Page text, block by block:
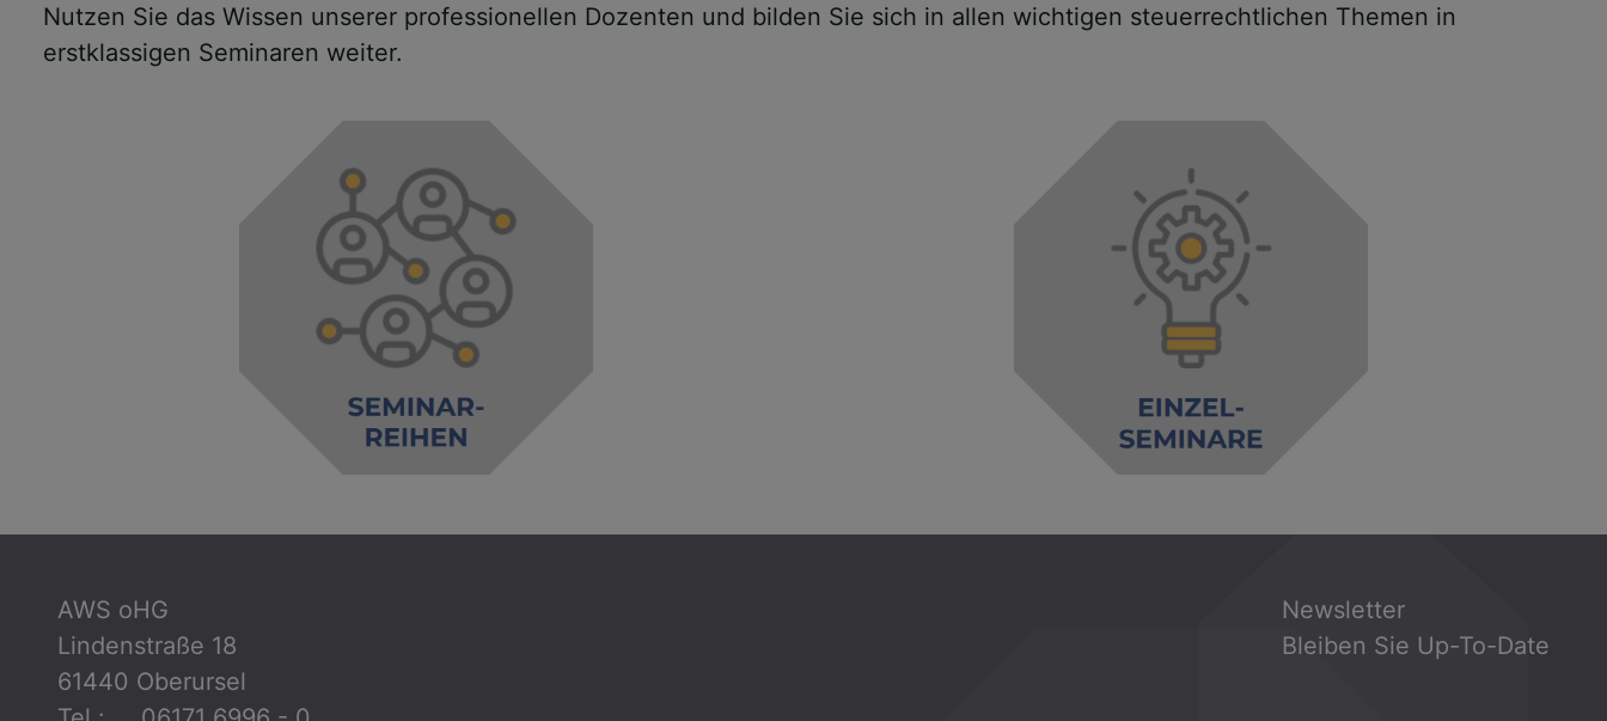
Nutzen Sie das Wissen unserer professionellen Dozenten und bilden Sie sich in allen wichtigen steuerrechtlichen Themen in
erstklassigen Seminaren weiter.
AWS oHG
Lindenstraße 18
61440 Oberursel
Newsletter
Bleiben Sie Up-To-Date